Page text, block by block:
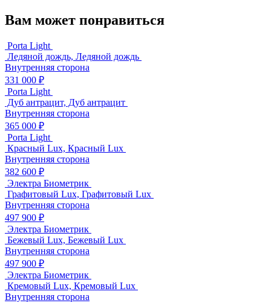
Вам может понравиться
Porta Light
Ледяной дождь, Ледяной дождь
Внутренняя сторона
331 000 ₽
Porta Light
Дуб антрацит, Дуб антрацит
Внутренняя сторона
365 000 ₽
Porta Light
Красный Lux, Красный Lux
Внутренняя сторона
382 600 ₽
Электра Биометрик
Графитовый Lux, Графитовый Lux
Внутренняя сторона
497 900 ₽
Электра Биометрик
Бежевый Lux, Бежевый Lux
Внутренняя сторона
497 900 ₽
Электра Биометрик
Кремовый Lux, Кремовый Lux
Внутренняя сторона